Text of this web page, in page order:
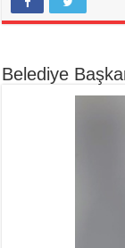
Belediye